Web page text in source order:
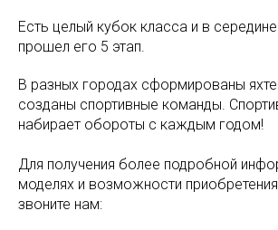
Есть целый кубок класса и в
прошел его 5 этап.
В разных городах сформированы
созданы спортивные команды.
набирает обороты с каждым годом!
Для получения более подробной
моделях и возможности
звоните нам: